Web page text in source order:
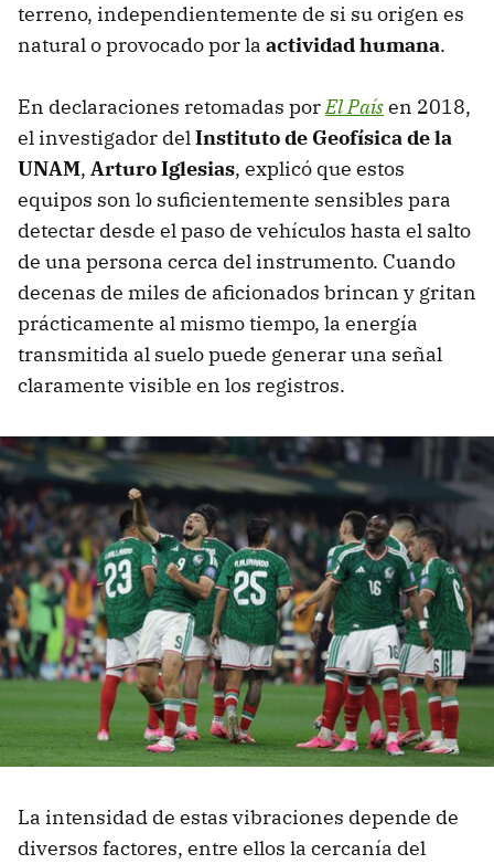
terreno, independientemente de si su origen es
natural o provocado por la actividad humana.
En declaraciones retomadas porEl Paísen 2018,
el investigador delInstituto de Geofísica de la
UNAM, Arturo Iglesias, explicó que estos
equipos son lo suficientemente sensibles para
detectar desde el paso de vehículos hasta el salto
de una persona cerca del instrumento. Cuando
decenas de miles de aficionados brincan y gritan
prácticamente al mismo tiempo, la energía
transmitida al suelo puede generar una señal
claramente visible en los registros.
La intensidad de estas vibraciones depende de
diversos factores, entre ellos la cercanía del